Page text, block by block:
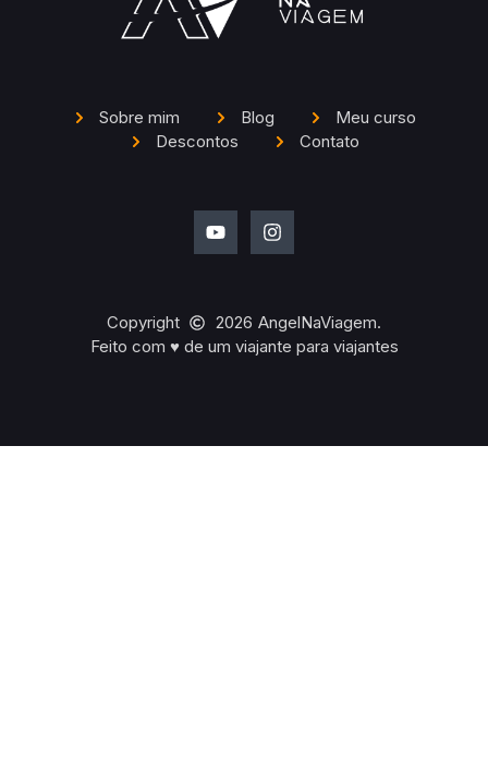
Sobre mim Blog
Meu curso
Descontos
Contato
Copyright 2026 AngelNaViagem.
Feito com ♥︎ de um viajante para viajantes